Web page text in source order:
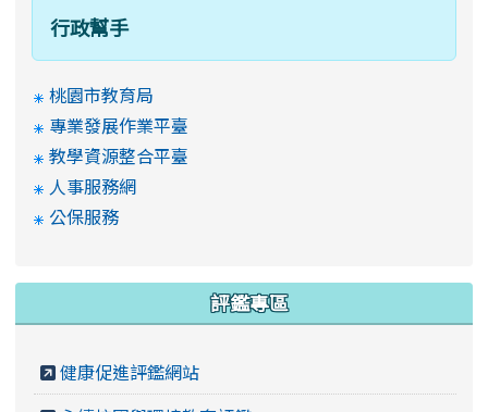
行政幫手
桃園市教育局
專業發展作業平臺
教學資源整合平臺
人事服務網
公保服務
評鑑專區
健康促進評鑑網站